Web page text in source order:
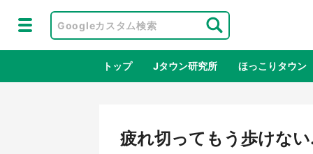
トップ Jタウン研究所 ほっこりタウン
地域×二次
疲れ切ってもう歩けな